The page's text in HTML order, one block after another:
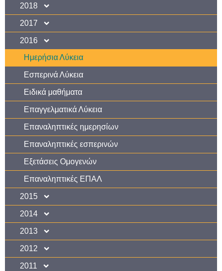
2018
2017
2016
Ημερήσια Λύκεια
Εσπερινά Λύκεια
Ειδικά μαθήματα
Επαγγελματικά Λύκεια
Επαναληπτικές ημερησίων
Επαναληπτικές εσπερινών
Εξετάσεις Ομογενών
Επαναληπτικές ΕΠΑΛ
2015
2014
2013
2012
2011